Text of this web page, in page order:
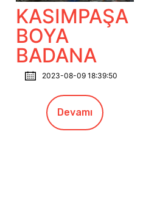
KASIMPAŞA
BOYA
BADANA
2023-08-09 18:39:50
Devamı